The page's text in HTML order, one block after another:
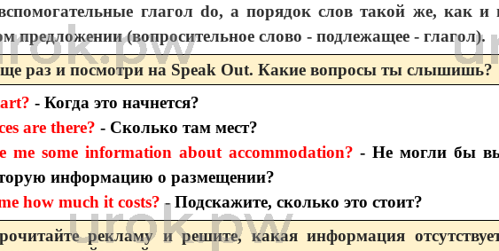
вспомогательные глагол do, а порядок слов такой же, как и
предложении (вопросительное слово - подлежащее - глагол).
раз и посмотри на Speak Out. Какие вопросы ты слышишь?
- Когда это начнется?
are there? - Сколько там мест?
me some information about accommodation? - Не могли бы
информацию о размещении?
how much it costs? - Подскажите, сколько это стоит?
рекламу и решите, какая информация